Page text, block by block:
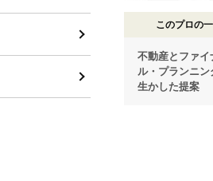
このプロの
不動産とファイ
ル・プランニ
生かした提案